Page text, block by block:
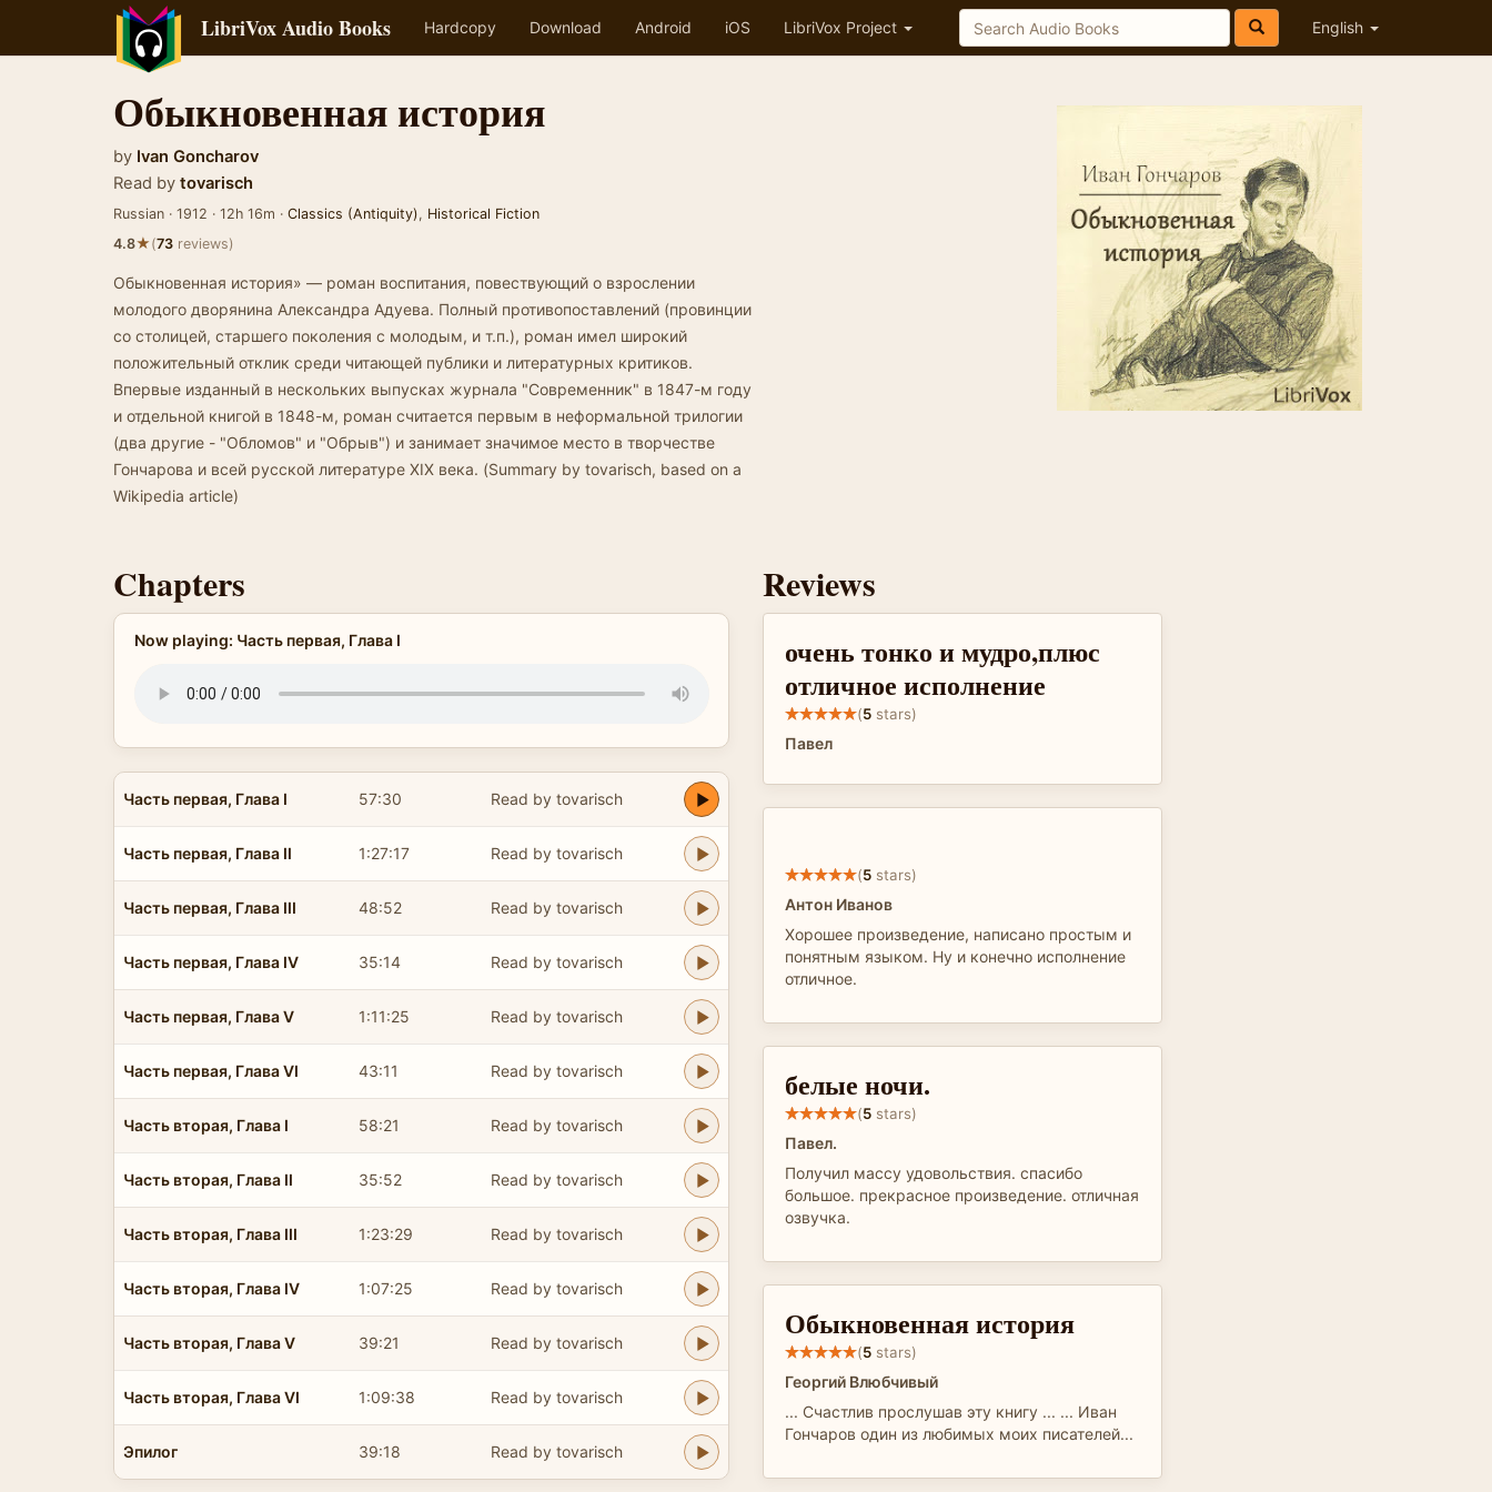
LibriVox Audio Books Hardcopy Download Android iOS LibriVox Project English
Обыкновенная история
by Ivan Goncharov
Read by tovarisch
Russian · 1912 · 12h 16m · Classics (Antiquity), Historical Fiction
4.8★(73 reviews)
Обыкновенная история» — роман воспитания, повествующий о взрослении
молодого дворянина Александра Адуева. Полный противопоставлений (провинции
со столицей, старшего поколения с молодым, и т.п.), роман имел широкий
положительный отклик среди читающей публики и литературных критиков.
Впервые изданный в нескольких выпусках журнала "Современник" в 1847-м году
и отдельной книгой в 1848-м, роман считается первым в неформальной трилогии
(два другие - "Обломов" и "Обрыв") и занимает значимое место в творчестве
Гончарова и всей русской литературе XIX века. (Summary by tovarisch, based on a
Wikipedia article)
Chapters
Now playing: Часть первая, Глава I
Часть первая, Глава I 57:30 Read by tovarisch
Часть первая, Глава II 1:27:17 Read by tovarisch
Часть первая, Глава III 48:52 Read by tovarisch
Часть первая, Глава IV 35:14 Read by tovarisch
Часть первая, Глава V 1:11:25 Read by tovarisch
Часть первая, Глава VI 43:11 Read by tovarisch
Часть вторая, Глава I 58:21 Read by tovarisch
Часть вторая, Глава II 35:52 Read by tovarisch
Часть вторая, Глава III 1:23:29 Read by tovarisch
Часть вторая, Глава IV 1:07:25 Read by tovarisch
Часть вторая, Глава V 39:21 Read by tovarisch
Часть вторая, Глава VI 1:09:38 Read by tovarisch
Эпилог 39:18 Read by tovarisch
Reviews
очень тонко и мудро,плюс
отличное исполнение
(5 stars)
Павел
(5 stars)
Антон Иванов
Хорошее произведение, написано простым и
понятным языком. Ну и конечно исполнение
отличное.
белые ночи.
(5 stars)
Павел.
Получил массу удовольствия. спасибо
большое. прекрасное произведение. отличная
озвучка.
Обыкновенная история
(5 stars)
Георгий Влюбчивый
... Счастлив прослушав эту книгу ... ... Иван
Гончаров один из любимых моих писателей...